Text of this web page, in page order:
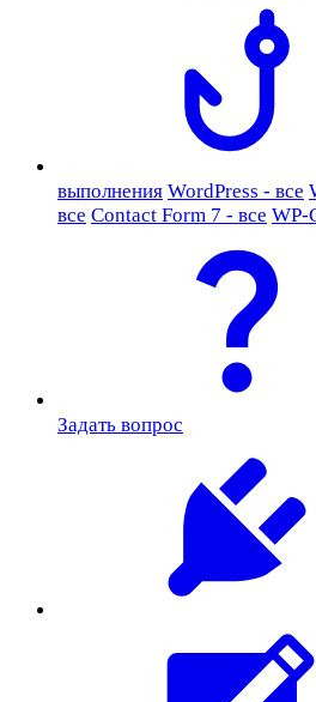
выполнения WordPress - все
все Contact Form 7 - все WP-
Задать вопрос